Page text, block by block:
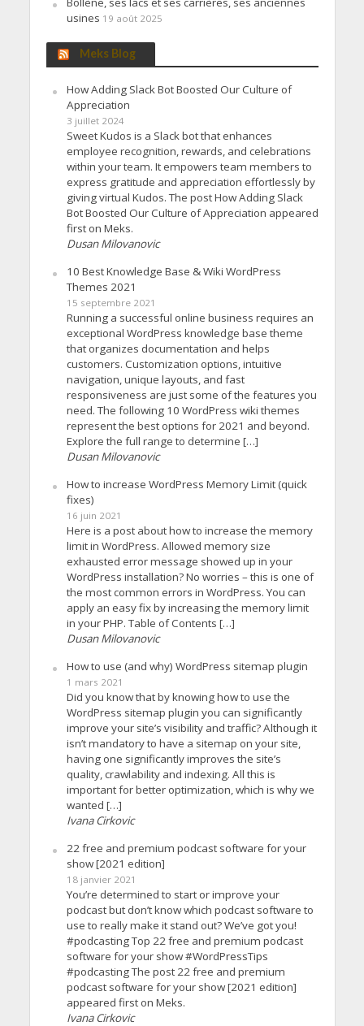
usines 19 août 2025
Meks Blog
How Adding Slack Bot Boosted Our Culture of
Appreciation
3 juillet 2024
Sweet Kudos is a Slack bot that enhances
employee recognition, rewards, and celebrations
within your team. It empowers team members to
express gratitude and appreciation effortlessly by
giving virtual Kudos. The post How Adding Slack
Bot Boosted Our Culture of Appreciation appeared
first on Meks.
Dusan Milovanovic
10 Best Knowledge Base & Wiki WordPress
Themes 2021
15 septembre 2021
Running a successful online business requires an
exceptional WordPress knowledge base theme
that organizes documentation and helps
customers. Customization options, intuitive
navigation, unique layouts, and fast
responsiveness are just some of the features you
need. The following 10 WordPress wiki themes
represent the best options for 2021 and beyond.
Explore the full range to determine […]
Dusan Milovanovic
How to increase WordPress Memory Limit (quick
fixes)
16 juin 2021
Here is a post about how to increase the memory
limit in WordPress. Allowed memory size
exhausted error message showed up in your
WordPress installation? No worries – this is one of
the most common errors in WordPress. You can
apply an easy fix by increasing the memory limit
in your PHP. Table of Contents […]
Dusan Milovanovic
How to use (and why) WordPress sitemap plugin
1 mars 2021
Did you know that by knowing how to use the
WordPress sitemap plugin you can significantly
improve your site’s visibility and traffic? Although it
isn’t mandatory to have a sitemap on your site,
having one significantly improves the site’s
quality, crawlability and indexing. All this is
important for better optimization, which is why we
wanted […]
Ivana Cirkovic
22 free and premium podcast software for your
show [2021 edition]
18 janvier 2021
You’re determined to start or improve your
podcast but don’t know which podcast software to
use to really make it stand out? We’ve got you!
#podcasting Top 22 free and premium podcast
software for your show #WordPressTips
#podcasting The post 22 free and premium
podcast software for your show [2021 edition]
appeared first on Meks.
Ivana Cirkovic